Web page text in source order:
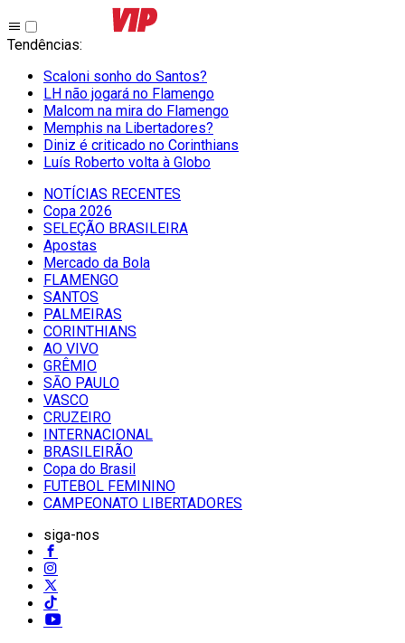
Tendências:
Scaloni sonho do Santos?
LH não jogará no Flamengo
Malcom na mira do Flamengo
Memphis na Libertadores?
Diniz é criticado no Corinthians
Luís Roberto volta à Globo
NOTÍCIAS RECENTES
Copa 2026
SELEÇÃO BRASILEIRA
Apostas
Mercado da Bola
FLAMENGO
SANTOS
PALMEIRAS
CORINTHIANS
AO VIVO
GRÊMIO
SĀO PAULO
VASCO
CRUZEIRO
INTERNACIONAL
BRASILEIRÃO
Copa do Brasil
FUTEBOL FEMININO
CAMPEONATO LIBERTADORES
siga-nos